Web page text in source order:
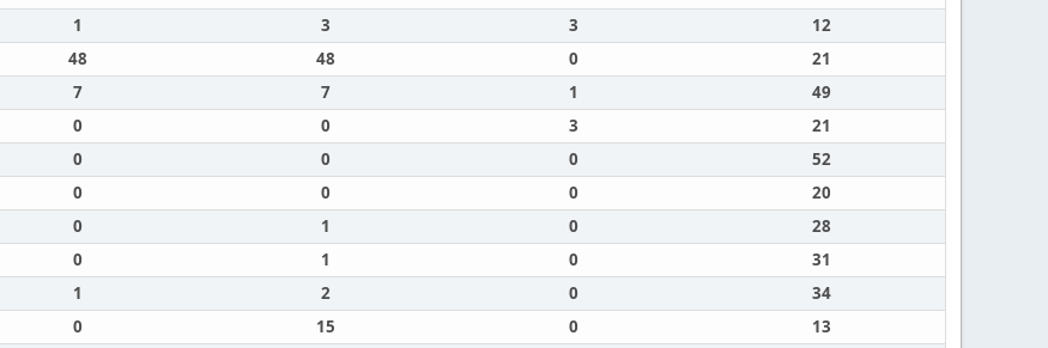
1 3 3
12
48 48 0
21
7 7 1
49
0 0 3
21
0 0 0
52
0 0 0
20
0 1 0
28
0 1 0
31
1 2 0
34
0 15 0
13